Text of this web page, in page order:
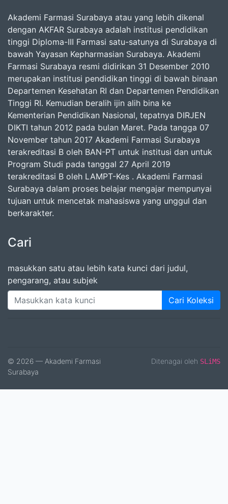
Akademi Farmasi Surabaya atau yang lebih dikenal
dengan AKFAR Surabaya adalah institusi pendidikan
tinggi Diploma-III Farmasi satu-satunya di Surabaya di
bawah Yayasan Kepharmasian Surabaya. Akademi
Farmasi Surabaya resmi didirikan 31 Desember 2010
merupakan institusi pendidikan tinggi di bawah binaan
Departemen Kesehatan RI dan Departemen Pendidikan
Tinggi RI. Kemudian beralih ijin alih bina ke
Kementerian Pendidikan Nasional, tepatnya DIRJEN
DIKTI tahun 2012 pada bulan Maret. Pada tangga 07
November tahun 2017 Akademi Farmasi Surabaya
terakreditasi B oleh BAN-PT untuk institusi dan untuk
Program Studi pada tanggal 27 April 2019
terakreditasi B oleh LAMPT-Kes . Akademi Farmasi
Surabaya dalam proses belajar mengajar mempunyai
tujuan untuk mencetak mahasiswa yang unggul dan
berkarakter.
Cari
masukkan satu atau lebih kata kunci dari judul,
pengarang, atau subjek
Cari Koleksi
© 2026 — Akademi Farmasi
Surabaya
Ditenagai oleh SLiMS